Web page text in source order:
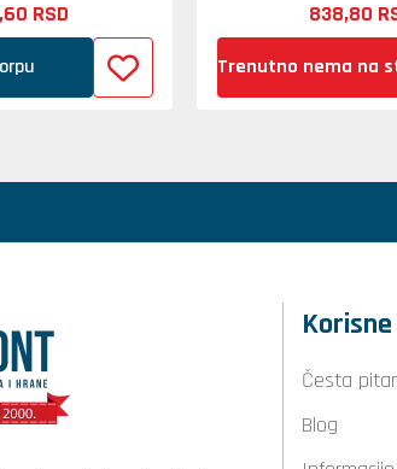
60 RSD 838,80
Trenutno nema na
Česta
Blog